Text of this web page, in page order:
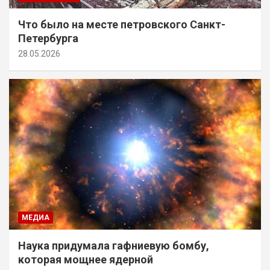
Что было на месте петровского Санкт-
Петербурга
28.05.2026
МЕДИА
Наука придумала гафниевую бомбу,
которая мощнее ядерной